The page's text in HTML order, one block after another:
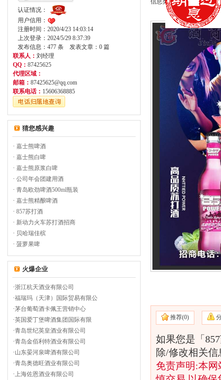
认证情况：
用户信用：
注册时间：2020/4/23 14:03:14
上次登录：2024/5/29 8:37:39
发布信息：477 条 发表文章：0 篇
联系人： 刘经理
QQ： 87425625
代理区域：
邮箱： 87425625@qq.com
联系电话： 15606368885
猜您感兴趣
· 嘉士熊啤酒
· 嘉士熊白啤
· 嘉士熊原浆白啤
· 公司年会团建用酒
· 青岛欧劲啤酒500ml瓶装
· 嘉士熊精酿啤酒
· 857苏打酒
· 新动力火车苏打酒招商
· 贝哈瑞佳槟
· 菠萝果啤
火爆企业
·浙江杭天酒业有限公司
·福瑞玛（天津）国际贸易有限公
·茅台葡萄酒卡佩王营销中心
·英国爱丁堡啤酒集团国际有限
·青岛世纪英皇酒业有限公司
·青岛金佰利特酒业有限公司
·山东晏河泉啤酒有限公司
·青岛奥德旺酒业有限公司
·上海佐恩酒业有限公司
信息类型：供应
推荐(0)
如果您是「
除/修改相关
免责声明:本